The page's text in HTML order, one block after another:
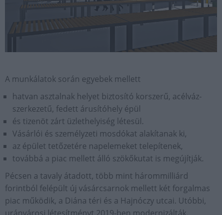
A munkálatok során egyebek mellett
hatvan asztalnak helyet biztosító korszerű, acélváz-
szerkezetű, fedett árusítóhely épül
és tizenöt zárt üzlethelyiség létesül.
Vásárlói és személyzeti mosdókat alakítanak ki,
az épület tetőzetére napelemeket telepítenek,
továbbá a piac mellett álló szökőkutat is megújítják.
Pécsen a tavaly átadott, több mint hárommilliárd
forintból felépült új vásárcsarnok mellett két forgalmas
piac működik, a Diána téri és a Hajnóczy utcai. Utóbbi,